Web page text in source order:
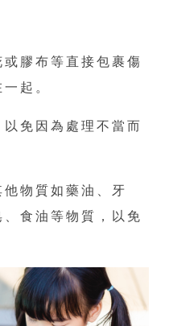
膠布等直接包裹傷
起。
免因為處理不當而
物質如藥油、牙
食油等物質，以免